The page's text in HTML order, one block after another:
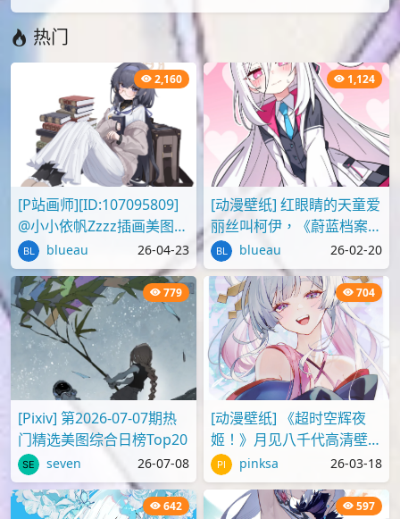
热门
2,160
[P站画师][ID:107095809]
@小小依帆Zzzz插画美图作
品推荐blueau 26-04-23
1,124
[动漫壁纸] 红眼睛的天童爱
丽丝叫柯伊，《蔚蓝档案》
壁纸图片分享
blueau 26-02-20
779
[Pixiv] 第2026-07-07期热
门精选美图综合日榜Top20
seven 26-07-08
704
[动漫壁纸] 《超时空辉夜
姬！》月见八千代高清壁纸
图片 pinksa 26-03-18
642 597